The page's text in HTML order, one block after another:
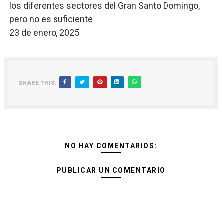
los diferentes sectores del Gran Santo Domingo,
pero no es suficiente
23 de enero, 2025
SHARE THIS:
NO HAY COMENTARIOS:
PUBLICAR UN COMENTARIO